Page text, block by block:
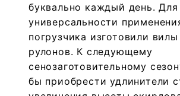
буквально каждый день.
универсальности
погрузчика изготовили вилы
рулонов. К следующему
сенозаготовительному
бы приобрести удлинители